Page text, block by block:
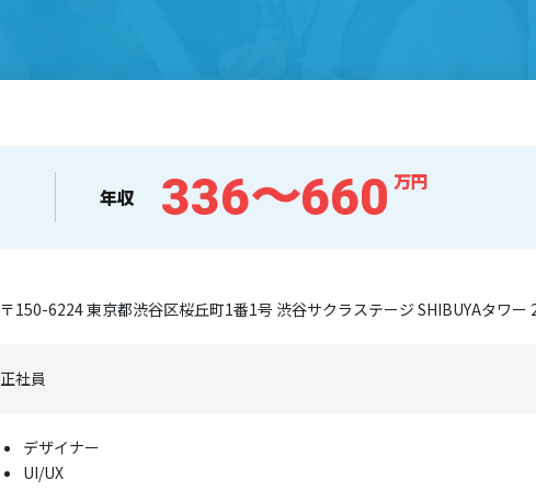
年収 336〜660 万円
〒150-6224 東京都渋谷区桜丘町1番1号 渋谷サクラステージ SHIBUYAタワー
正社員
デザイナー
UI/UX